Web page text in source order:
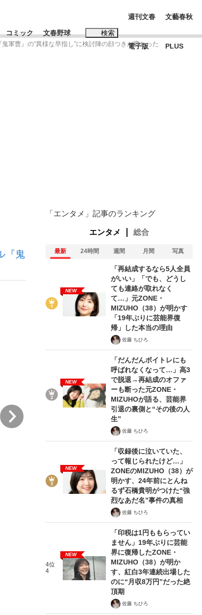
代表“敗戦”の真実 選手が明かす...
い」『北の国から』倉本聰氏（91...
ま
コミック 文春野球 検索
週刊文春
電子版
文藝春秋
PLUS
曹』の“異様な早指し”に検討陣の顔つきが変わった
『鬼
5/35
「エンタメ」記事のランキング
エンタメ 総合
最新 24時間 週間 月間 写真
NEW
「再結成するなら5人全員
がいい」「でも、どうし
ても連絡が取れなく
て…」元ZONE・
MIZUHO（38）が明かす
「19年ぶりに芸能界復
帰」した本当の理由
佐藤 ちひろ
NEW
「だんだんボイトレにも
呼ばれなくなって…」高3
で脱退→再結成のオファ
ーも断った元ZONE・
MIZUHOが語る、芸能界
引退の裏側と“その後の人
生”
佐藤 ちひろ
NEW
「収録後に泣いていた、
って報じられたけど…」
ZONEのMIZUHO（38）が
明かす、24年前にとんね
るず石橋貴明がつけた“強
烈なあだ名”事件の真相
佐藤 ちひろ
4位
4
NEW
「印税は1円ももらってい
ません」19年ぶりに芸能
界に復帰したZONE・
MIZUHO（38）が明か
す、紅白3年連続出場した
のに“月収8万円”だった絶
頂期
佐藤 ちひろ